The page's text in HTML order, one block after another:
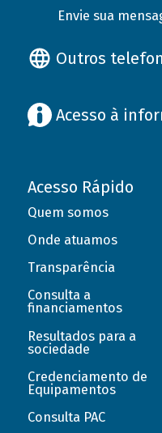
Envie sua
Outros
Acesso à
Acesso Rápido
Quem somos
Onde atuamos
Transparência
Consulta a
financiamentos
Resultados para a
sociedade
Credenciamento de
Equipamentos
Consulta PAC